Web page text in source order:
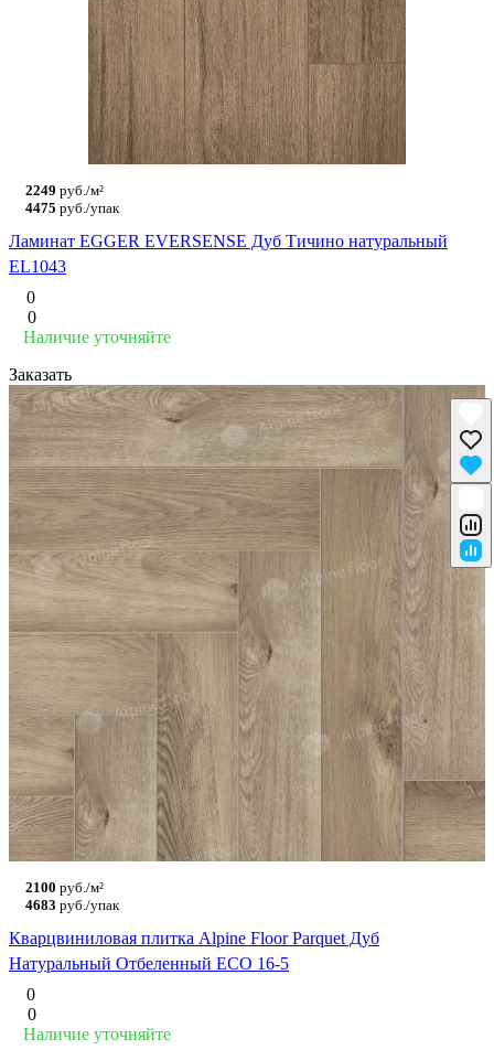
2249 руб./м²
4475 руб./упак
Ламинат EGGER EVERSENSE Дуб Тичино натуральный
EL1043
0
0
Наличие уточняйте
Заказать
2100 руб./м²
4683 руб./упак
Кварцвиниловая плитка Alpine Floor Parquet Дуб
Натуральный Отбеленный ECO 16-5
0
0
Наличие уточняйте